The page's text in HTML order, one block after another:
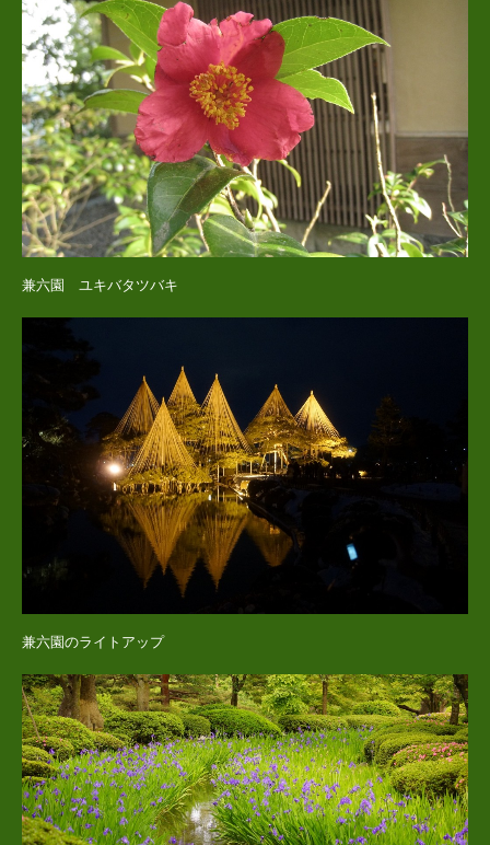
兼六園 ユキバタツバキ
兼六園のライトアップ